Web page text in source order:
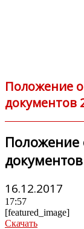
Положение
документов
Положение
16.12.2017
17:57
[featured_image]
Скачать